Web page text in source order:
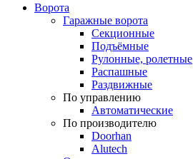
Ворота
Гаражные ворота
Секционные
Подъёмные
Рулонные, ролетные
Распашные
Раздвижные
По управлению
Автоматические
По производителю
Doorhan
Alutech